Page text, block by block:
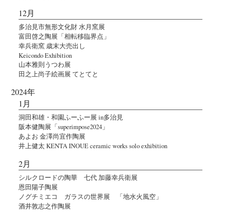
12月
多治見市無形文化財 水月窯展
富田啓之陶展「相転移臨界点」
幸兵衛窯 歳末大売出し
Keicondo Exhibition
山本雅則うつわ展
田之上尚子絵画展 てとてと
2024年
1月
洞田和雄・和園ふーふー展 in多治見
阪本健陶展「superimpose2024」
あよお 金澤尚宜作陶展
井上健太 KENTA INOUE ceramic works solo exhibition
2月
シルクロードの陶華 七代 加藤幸兵衛展
恩田陽子陶展
ノグチミエコ ガラスの世界展 「地水火風空」
酒井敦志之作陶展